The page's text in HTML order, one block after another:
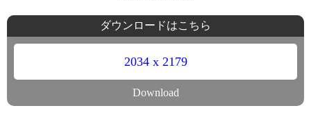
ダウンロードはこちら
2034 x 2179
Download